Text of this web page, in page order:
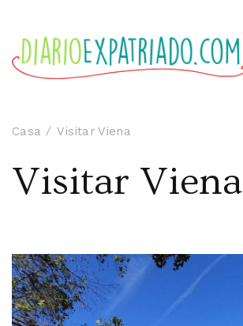
Casa Visitar Viena
Visitar Viena